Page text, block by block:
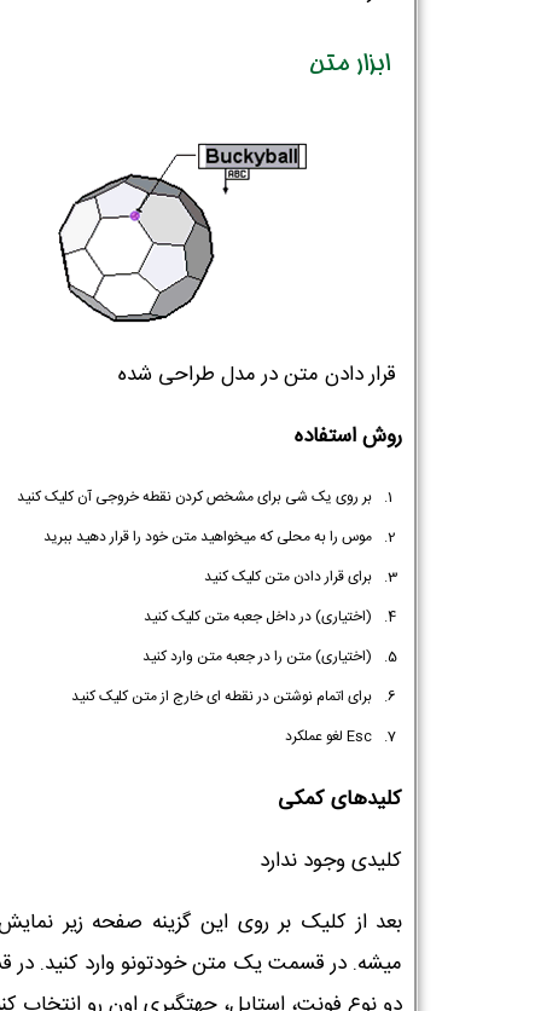
ابزار متن
قرار دادن متن در مدل طراحی شده
روش استفاده
بر روی یک شی برای مشخص کردن نقطه خروجی آن کلیک کنید
موس را به محلی که میخواهید متن خود را قرار دهید ببرید
برای قرار دادن متن کلیک کنید
(اختیاری) در داخل جعبه متن کلیک کنید
(اختیاری) متن را در جعبه متن وارد کنید
برای اتمام نوشتن در نقطه ای خارج از متن کلیک کنید
Esc لغو عملکرد
کلیدهای کمکی
کلیدی وجود ندارد
بعد از کلیک بر روی این گزینه صفحه زیر
میشه. در قسمت یک متن خودتونو وارد کنید.